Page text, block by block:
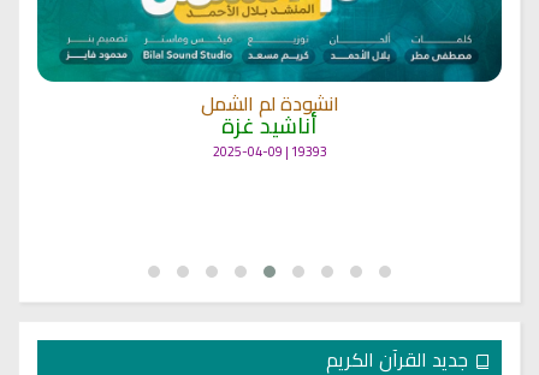
انشودة لم الشمل
أناشيد غزة
19393 | 2025-04-09
جديد القرآن الكريم